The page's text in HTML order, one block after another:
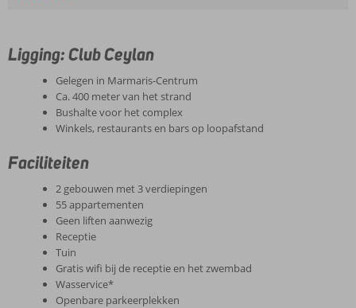
Ligging: Club Ceylan
Gelegen in Marmaris-Centrum
Ca. 400 meter van het strand
Bushalte voor het complex
Winkels, restaurants en bars op loopafstand
Faciliteiten
2 gebouwen met 3 verdiepingen
55 appartementen
Geen liften aanwezig
Receptie
Tuin
Gratis wifi bij de receptie en het zwembad
Wasservice*
Openbare parkeerplekken